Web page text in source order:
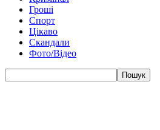
Гроші
Спорт
Цікаво
Скандали
Фото/Відео